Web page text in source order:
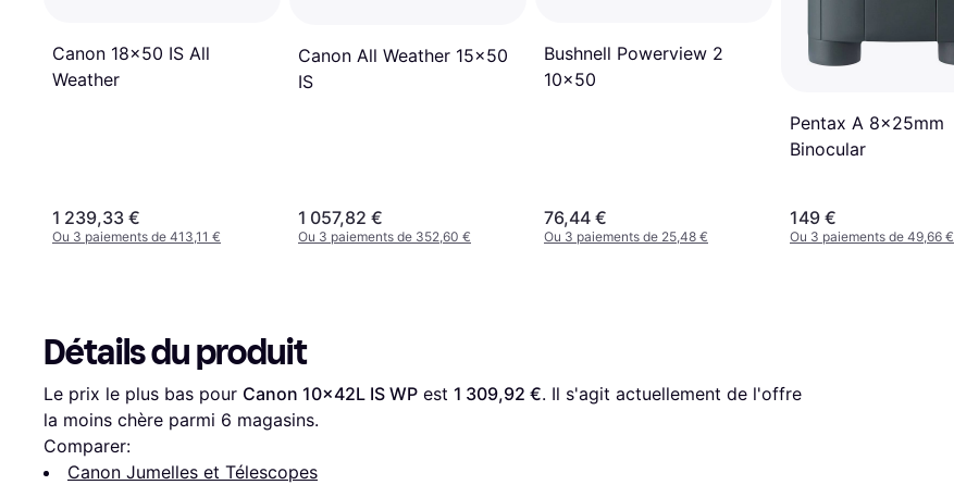
Canon 18x50 IS All
Weather
1 239,33 €
Ou 3 paiements de 413,11 €
Canon All Weather 15x50
IS
1 057,82 €
Ou 3 paiements de 352,60 €
Bushnell Powerview 2
10x50
76,44 €
Ou 3 paiements de 25,48 €
Pentax A 8x25mm
Binocular
149 €
Ou 3 paiements de 49,66 €
Détails du produit
Le prix le plus bas pour Canon 10x42L IS WP est 1 309,92 €. Il s'agit actuellement de l'offre
la moins chère parmi 6 magasins.
Comparer:
Canon Jumelles et Télescopes